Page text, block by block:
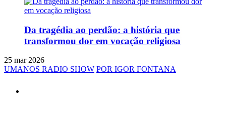
Da tragédia ao perdão: a história que
transformou dor em vocação religiosa
25 mar 2026
UMANOS RADIO SHOW POR IGOR FONTANA